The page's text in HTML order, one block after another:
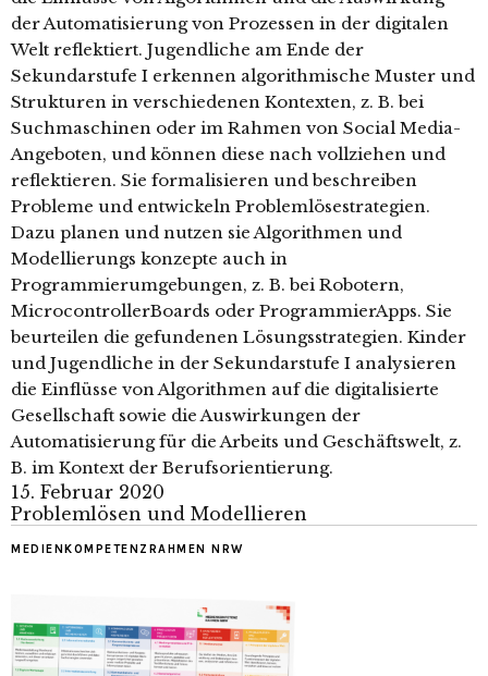
der Automatisierung von Prozessen in der digitalen
Welt reflektiert. Jugendliche am Ende der
Sekundarstufe I erkennen algorithmische Muster und
Struk­turen in verschiedenen Kontexten, z. B. bei
Suchmaschinen oder im Rahmen von Social Media­
Angeboten, und können diese nach­ vollziehen und
reflektieren. Sie formalisieren und beschreiben
Probleme und entwickeln Problemlösestrategien.
Dazu planen und nutzen sie Algorithmen und
Modellierungs­ konzepte auch in
Programmierumgebungen, z. B. bei Robotern,
Microcontroller­Boards oder Programmier­Apps. Sie
beurteilen die gefundenen Lösungsstrategien. Kinder
und Jugendliche in der Sekundarstufe I analysieren
die Einflüsse von Algorithmen auf die digitalisierte
Gesellschaft sowie die Auswirkungen der
Automatisierung für die Arbeits­ und Geschäftswelt, z.
B. im Kontext der Berufsorientierung.
15. Februar 2020
Problemlösen und Modellieren
MEDIENKOMPETENZRAHMEN NRW